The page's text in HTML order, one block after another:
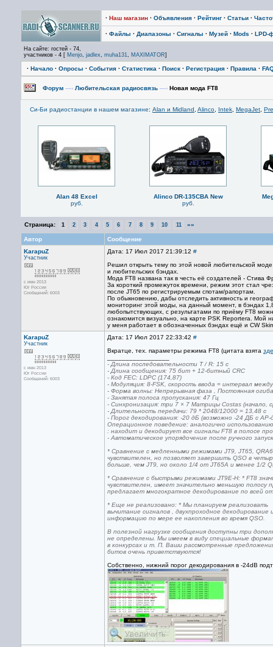
· Наш магазин · Объявления · Рейтинг · Статьи ·
· Файлы · Диапазоны · Сигналы · Музей · Mods · LPD-
На сайте: гостей - 74,
участников - 4 [ Menjo, jadlex, muha131, MAXIMATOR]
· Начало · Опросы · События · Статистика · Поиск · Регистрация · Правила ·
Форум —› Любительская радиосвязь —› Новая мода FT8
Си-Би радиостанции в нашем магазине: Alan и Midland Alinco Intek MegaJet
Alan 48 Excel
руб.
Alinco DR-135CBA New
руб.
Страница: 1 2 3 4 5 6 7 8 9 10 11 »»
Автор
Сообщение
KarapuZ
Участник
с июн 2013
Юг России
Сообщений: 6003
Дата: 17 Июл 2017 21:39:12 #
Решил открыть тему по этой новой любительской
и любительских бэндах.
Мода FT8 названа так в честь её создателей - Стива
За короткий промежуток времени, режим этот стал
после JT65 по регистрируемым спотам/рапортам.
По обыкновению, дабы отследить активность и
мониторинг этой моды, на данный момент, в бэндах
любопытствующих, с результатами по приёму FT8
ознакомится визуально, на карте PSK Reportera. Мой
у меня работает в обозначенных бэндах ещё и CW
KarapuZ
Участник
с июн 2013
Юг России
Сообщений: 6003
Дата: 17 Июл 2017 22:33:42 #
Вкратце, тех. параметры режима FT8 (цитата взята
- Длина последовательности T / R: 15 с
- Длина сообщения: 75 бит + 12-битный CRC
- Код FEC: LDPC (174,87)
- Модуляция: 8-FSK, скорость ввода = интервал
- Форма волны: Непрерывная фаза , Постоянная
- Занятая полоса пропускания: 47 Гц
- Синхронизация: три 7 × 7 Матрицы Costas (начало,
- Длительность передачи: 79 * 2048/12000 = 13,48 с
- Порог декодирования: -20 дБ (возможно -24 ДБ с AP-
Операционное поведение: аналогично
: находит и декодирует все сигналы FT8 в полосе
- Автоматическое упорядочение после ручного
* Сравнение с медленными режимами JT9, JT65,
чувствителен, но позволяет завершить QSO в
больше, чем JT9, но около 1/4 от JT65A и менее 1/2
* Сравнение с быстрыми режимами JT9E-H: * FT8
чувствителен, имеет значительно меньшую полосу
предлагает многократное декодирование по всей
* Еще не реализовано: * Мы планируем реализовать
вычитание сигналов , двухпроходное
информацию по мере ее накопления во время QSO.
В полезной нагрузке сообщения доступны три
не определены. Мы имеем в виду специальные
в конкурсах и т. П. Ваши рассмотренные
битов очень приветствуются!
Собственно, нижний порог декодирования в -24dB